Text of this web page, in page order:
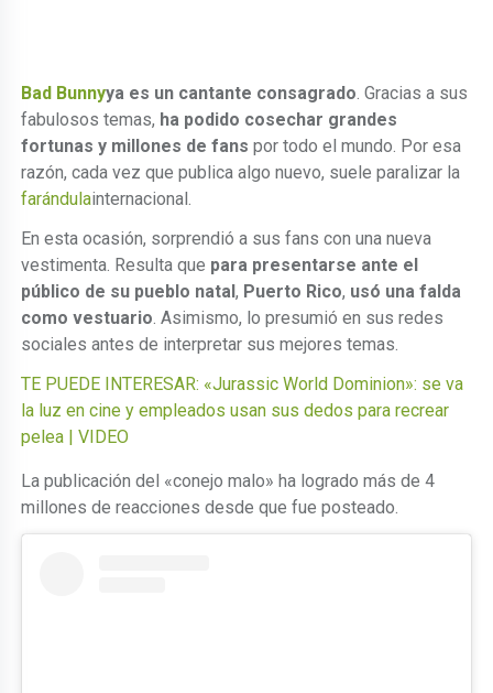
Bad Bunnyya es un cantante consagrado . Gracias a sus
fabulosos temas, ha podido cosechar grandes
fortunas y millones de fanspor todo el mundo. Por esa
razón, cada vez que publica algo nuevo, suele paralizar la
farándulainternacional.
En esta ocasión, sorprendió a sus fans con una nueva
vestimenta. Resulta que para presentarse ante el
público de su pueblo natal, Puerto Rico, usó una falda
como vestuario . Asimismo, lo presumió en sus redes
sociales antes de interpretar sus mejores temas.
TE PUEDE INTERESAR: «Jurassic World Dominion»: se va
la luz en cine y empleados usan sus dedos para recrear
pelea | VIDEO
La publicación del «conejo malo» ha logrado más de 4
millones de reacciones desde que fue posteado.